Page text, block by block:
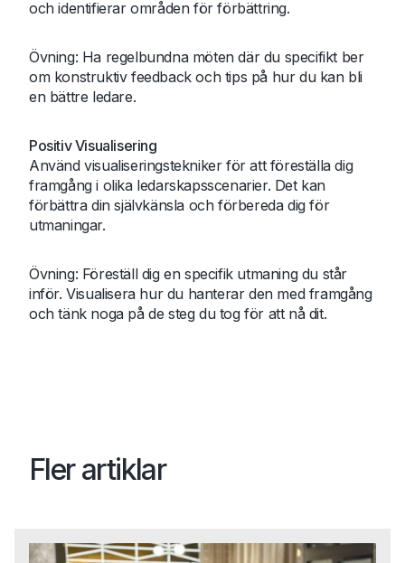
och identifierar områden för förbättring.
Övning: Ha regelbundna möten där du specifikt ber
om konstruktiv feedback och tips på hur du kan bli
en bättre ledare.
Positiv Visualisering
Använd visualiseringstekniker för att föreställa dig
framgång i olika ledarskapsscenarier. Det kan
förbättra din självkänsla och förbereda dig för
utmaningar.
Övning: Föreställ dig en specifik utmaning du står
inför. Visualisera hur du hanterar den med framgång
och tänk noga på de steg du tog för att nå dit.
Fler artiklar